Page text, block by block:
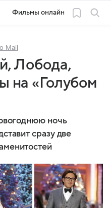
Фильмы онлайн
Mail
Лобода,
на «Голубом
ночь
сразу две